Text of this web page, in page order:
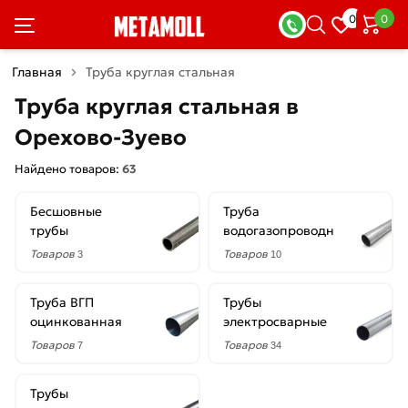
0 0
Главная Труба круглая стальная
Труба круглая стальная в
Орехово-Зуево
Найдено товаров: 63
Бесшовные
трубы
Товаров 3
Труба
водогазопроводная
Товаров 10
Труба ВГП
оцинкованная
Товаров 7
Трубы
электросварные
Товаров 34
Трубы
Фильтры
×
скидкой
руб.
—
Диаметр
мм